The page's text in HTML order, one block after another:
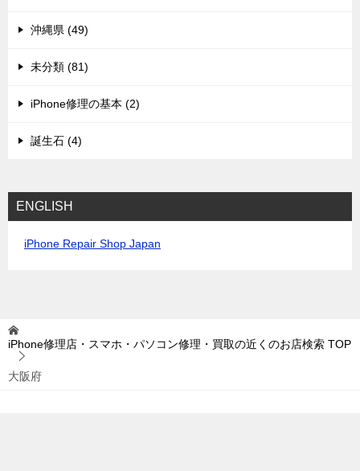
沖縄県 (49)
未分類 (81)
iPhone修理の基本 (2)
誕生石 (4)
ENGLISH
iPhone Repair Shop Japan
iPhone修理店・スマホ・パソコン修理・買取の近くのお店検索 TOP
大阪府